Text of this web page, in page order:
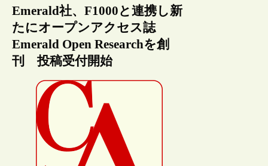
Emerald社、F1000と連携し新
たにオープンアクセス誌
Emerald Open Researchを創
刊 投稿受付開始